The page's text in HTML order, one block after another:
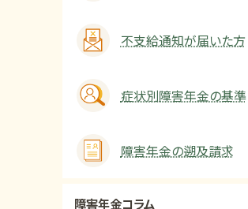
不支給通知が届いた方
症状別障害年金の基準
障害年金の遡及請求
障害年金コラム